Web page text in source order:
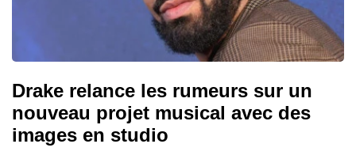
Drake relance les rumeurs sur un
nouveau projet musical avec des
images en studio